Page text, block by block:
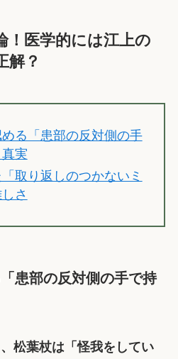
！医学的には江上の
解？
る「患部の反対側の手
実
取り返しのつかないミ
さ
患部の反対側の手で持
松葉杖は「怪我をしてい